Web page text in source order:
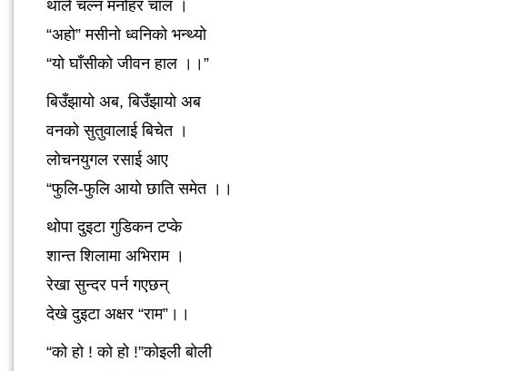
थाले चल्न मनोहर चाल ।
“अहो” मसीनो ध्वनिको भन्थ्यो
“यो घाँसीको जीवन हाल ।।”
बिउँझायो अब, बिउँझायो अब
वनको सुतुवालाई बिचेत ।
लोचनयुगल रसाई आए
“फुलि-फुलि आयो छाति समेत ।।
थोपा दुइटा गुडिकन टप्के
शान्त शिलामा अभिराम ।
रेखा सुन्दर पर्न गएछन्
देखे दुइटा अक्षर “राम”।।
“को हो ! को हो !”कोइली बोली